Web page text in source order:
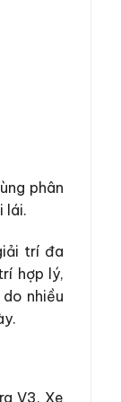
phân
lái.
trí đa
hợp lý,
nhiều
V3. Xe